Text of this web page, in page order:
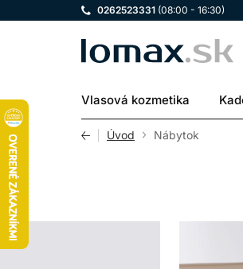
0262523331 (08:00 - 16:30)
LOMAX
Vlasová kozmetika
Úvod Nábytok